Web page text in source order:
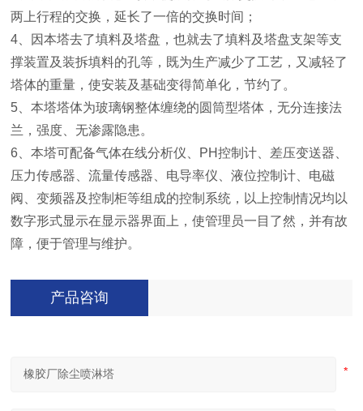
两上行程的交换，延长了一倍的交换时间；
4、因本塔去了填料及塔盘，也就去了填料及塔盘支架等支
撑装置及装拆填料的孔等，既为生产减少了工艺，又减轻了
塔体的重量，使安装及基础变得简单化，节约了。
5、本塔塔体为玻璃钢整体缠绕的圆筒型塔体，无分连接法
兰，强度、无渗露隐患。
6、本塔可配备气体在线分析仪、PH控制计、差压变送器、
压力传感器、流量传感器、电导率仪、液位控制计、电磁
阀、变频器及控制柜等组成的控制系统，以上控制情况均以
数字形式显示在显示器界面上，使管理员一目了然，并有故
障，便于管理与维护。
产品咨询